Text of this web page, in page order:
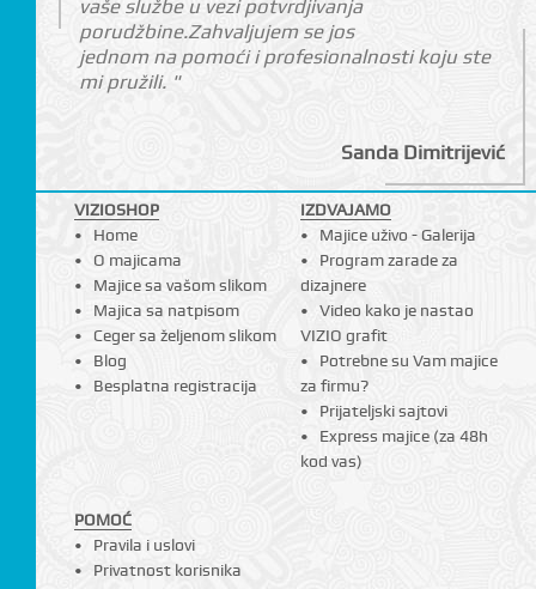
vaše službe u vezi potvrdjivanja
porudžbine.Zahvaljujem se jos
jednom na pomoći i profesionalnosti koju ste
mi pružili. "
Sanda Dimitrijević
VIZIOSHOP
Home
O majicama
Majice sa vašom slikom
Majica sa natpisom
Ceger sa željenom slikom
Blog
Besplatna registracija
IZDVAJAMO
Majice uživo - Galerija
Program zarade za
dizajnere
Video kako je nastao
VIZIO grafit
Potrebne su Vam majice
za firmu?
Prijateljski sajtovi
Express majice (za 48h
kod vas)
POMOĆ
Pravila i uslovi
Privatnost korisnika